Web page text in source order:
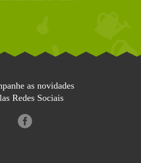
as novidades
Redes Sociais